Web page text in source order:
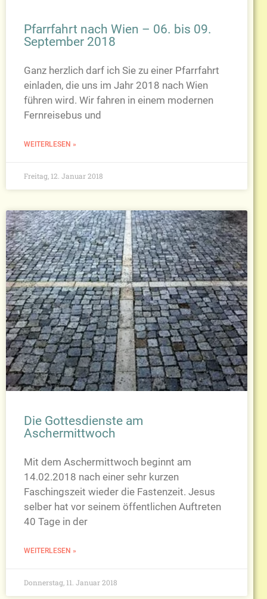
Pfarrfahrt nach Wien – 06. bis 09.
September 2018
Ganz herzlich darf ich Sie zu einer Pfarrfahrt
einladen, die uns im Jahr 2018 nach Wien
führen wird. Wir fahren in einem modernen
Fernreisebus und
WEITERLESEN »
Freitag, 12. Januar 2018
Die Gottesdienste am
Aschermittwoch
Mit dem Aschermittwoch beginnt am
14.02.2018 nach einer sehr kurzen
Faschingszeit wieder die Fastenzeit. Jesus
selber hat vor seinem öffentlichen Auftreten
40 Tage in der
WEITERLESEN »
Donnerstag, 11. Januar 2018